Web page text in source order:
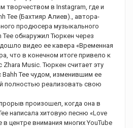
творчеством в Instagram, где и
Tee (Бахтияр Алиев)., автора-
продюсера музыкального
Tee обнаружил Тюркен через
видео ее кавера «Временная
что в конечном итоге привело к
Music. Тюркен считает эту
Tee чудом, изменившим ее
полностью реализовать свою
произошел, когда она в
написала хитовую песню «Love
в центре внимания многих YouTube